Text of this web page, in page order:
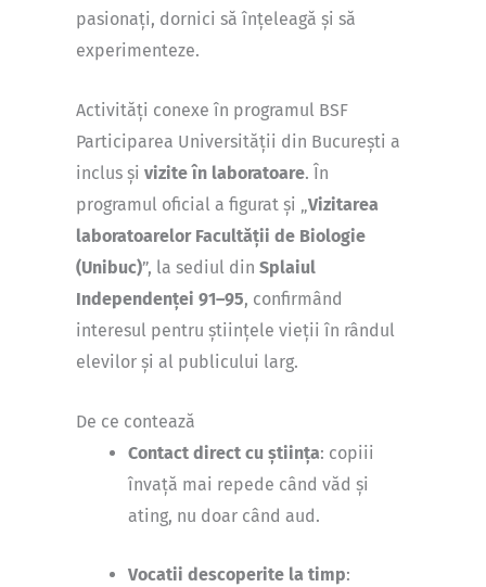
pasionați, dornici să înțeleagă și să
experimenteze.
Activități conexe în programul BSF
Participarea Universității din București a
inclus și vizite în laboratoare. În
programul oficial a figurat și „Vizitarea
laboratoarelor Facultății de Biologie
(Unibuc)”, la sediul din Splaiul
Independenței 91–95, confirmând
interesul pentru științele vieții în rândul
elevilor și al publicului larg.
De ce contează
Contact direct cu știința: copiii
învață mai repede când văd și
ating, nu doar când aud.
Vocatii descoperite la timp: